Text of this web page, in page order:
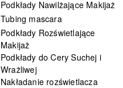
Podkłady Nawilżające Makijaż
Tubing mascara
Podkłady Rozświetlające
Makijaż
Podkłady do Cery Suchej i
Wrażliwej
Nakładanie rozświetlacza